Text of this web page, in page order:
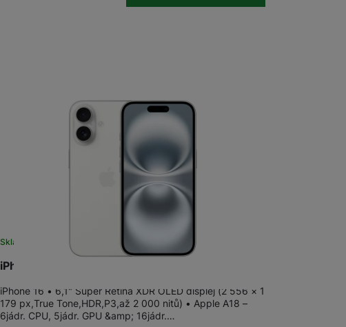
iPhone 16 128GB White
Skladem
iPhone 16 • 6,1" Super Retina XDR OLED displej (2 556 × 1
179 px,True Tone,HDR,P3,až 2 000 nitů) • Apple A18 –
6jádr. CPU, 5jádr. GPU &amp; 16jádr.…